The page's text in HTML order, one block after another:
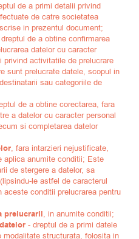
de a primi detalii privind
de catre societatea
in prezentul document;
dreptul de a obtine confirmarea
datelor cu caracter
privind activitatile de prelucrare
sunt prelucrate datele, scopul in
sau categoriile de
de a obtine corectarea, fara
a datelor cu caracter personal
si completarea datelor
, fara intarzieri nejustificate,
aplica anumite conditii; Este
de stergere a datelor, sa
le astfel de caracterul
conditii prelucrarea pentru
prelucrarii, in anumite conditii;
- dreptul de a primi datele
modalitate structurata, folosita in